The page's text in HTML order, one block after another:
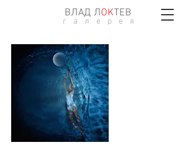
ВЛАД ЛОKТЕВ
г а л е р е я